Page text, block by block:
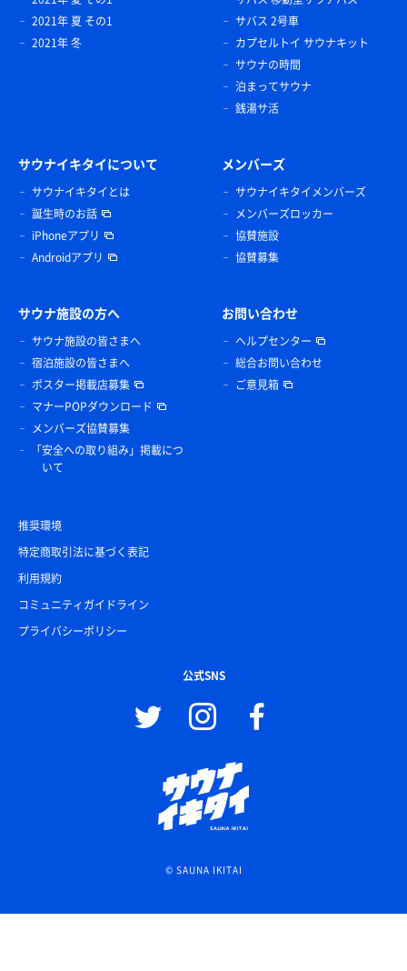
2021年 夏 その1
2021年 冬
サバス 2号車
カプセルトイ サウナキット
サウナの時間
泊まってサウナ
銭湯サ活
サウナイキタイについて
サウナイキタイとは
誕生時のお話
iPhoneアプリ
Androidアプリ
メンバーズ
サウナイキタイメンバーズ
メンバーズロッカー
協賛施設
協賛募集
サウナ施設の方へ
サウナ施設の皆さまへ
宿泊施設の皆さまへ
ポスター掲載店募集
マナーPOPダウンロード
メンバーズ協賛募集
「安全への取り組み」掲載につ
いて
お問い合わせ
ヘルプセンター
総合お問い合わせ
ご意見箱
推奨環境
特定商取引法に基づく表記
利用規約
コミュニティガイドライン
プライバシーポリシー
公式SNS
© SAUNA IKITAI